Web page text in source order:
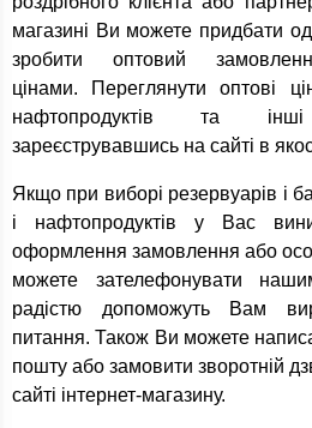
магазині Ви можете придбати
зробити оптовий
цінами. Переглянути оптові
нафтопродуктів та
зареєструвавшись на сайті в
Якщо при виборі резервуарів і
і нафтопродуктів у Вас
оформлення замовлення або
можете зателефонувати
радістю допоможуть Вам
питання. Також Ви можете
пошту або замовити зворотній
сайті інтернет-магазину.